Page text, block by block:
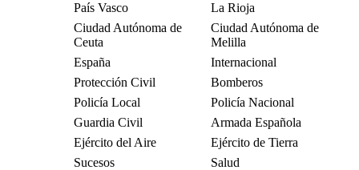
País Vasco
La Rioja
Ciudad Autónoma de
Ceuta
Ciudad Autónoma de
Melilla
España
Internacional
Protección Civil
Bomberos
Policía Local
Policía Nacional
Guardia Civil
Armada Española
Ejército del Aire
Ejército de Tierra
Sucesos
Salud